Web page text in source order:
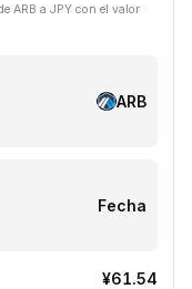
ARB a JPY con el valor
ARB
Fecha
¥61.54